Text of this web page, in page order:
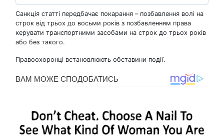
Санкція статті передбачає покарання – позбавлення волі на
строк від трьох до восьми років з позбавленням права
керувати транспортними засобами на строк до трьох років
або без такого.
Правоохоронці встановлюють обставини події.